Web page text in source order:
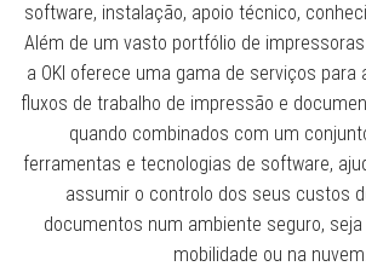
software, instalação, apoio técnico,
Além de um vasto portfólio de
a OKI oferece uma gama de serviços para
fluxos de trabalho de impressão e
quando combinados com um
ferramentas e tecnologias de software,
assumir o controlo dos seus custos
documentos num ambiente seguro,
mobilidade ou na